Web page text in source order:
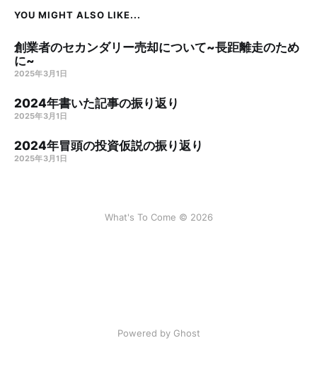
YOU MIGHT ALSO LIKE...
創業者のセカンダリー売却について~長距離走のため
に~
2025年3月1日
2024年書いた記事の振り返り
2025年3月1日
2024年冒頭の投資仮説の振り返り
2025年3月1日
What's To Come © 2026
Powered by Ghost